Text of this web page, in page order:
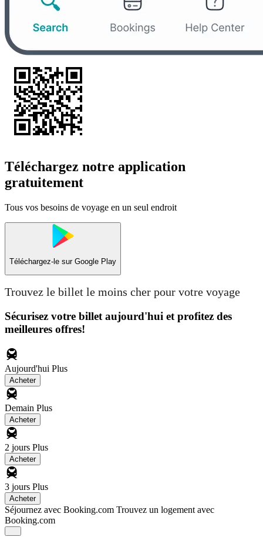
Téléchargez notre application
gratuitement
Tous vos besoins de voyage en un seul endroit
Téléchargez-le sur Google Play
Trouvez le billet le moins cher pour votre voyage
Sécurisez votre billet aujourd'hui et profitez des
meilleures offres!
Aujourd'hui Plus
Acheter
Demain Plus
Acheter
2 jours Plus
Acheter
3 jours Plus
Acheter
Séjournez avec Booking.com Trouvez un logement avec
Booking.com